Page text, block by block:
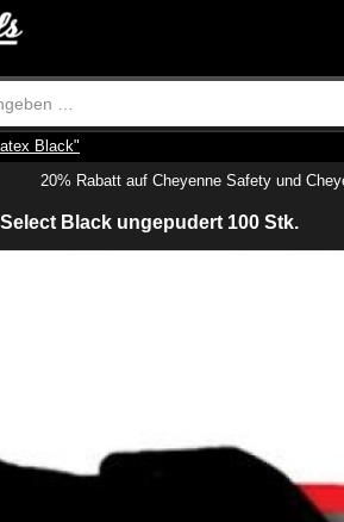
Black"
20% Rabatt auf Cheyenne Safety und
Black ungepudert 100 Stk.